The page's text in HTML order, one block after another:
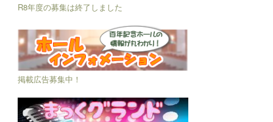
R8年度の募集は終了しました
掲載広告募集中！